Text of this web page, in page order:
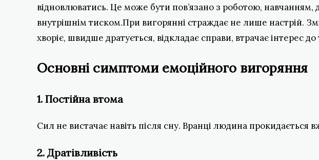
відновлюватись. Це може бути пов’язано з роботою,
внутрішнім тиском.При вигорянні страждає не лише настрій.
хворіє, швидше дратується, відкладає справи, втрачає інтерес
Основні симптоми емоційного вигоряння
1. Постійна втома
Сил не вистачає навіть після сну. Вранці людина
2. Дратівливість